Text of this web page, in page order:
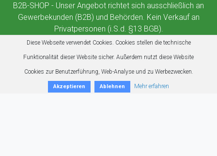
B2B-SHOP - Unser Angebot richtet sich ausschließlich an
Gewerbekunden (B2B) und Behörden. Kein Verkauf an
Privatpersonen (i.S.d. §13 BGB).
Diese Webseite verwendet Cookies. Cookies stellen die technische
Funktionalität dieser Website sicher. Außerdem nutzt diese Website
Cookies zur Benutzerführung, Web-Analyse und zu Werbezwecken.
Akzeptieren Ablehnen Mehr erfahren